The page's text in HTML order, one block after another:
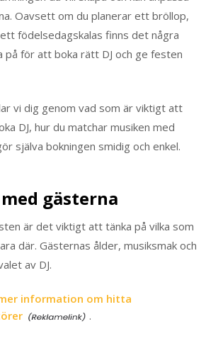
Oavsett om du planerar ett bröllop,
födelsedagskalas finns det några
på för att boka rätt DJ och ge festen
vi dig genom vad som är viktigt att
DJ, hur du matchar musiken med
själva bokningen smidig och enkel.
gästerna
är det viktigt att tänka på vilka som
där. Gästernas ålder, musiksmak och
av DJ.
information om hitta
.